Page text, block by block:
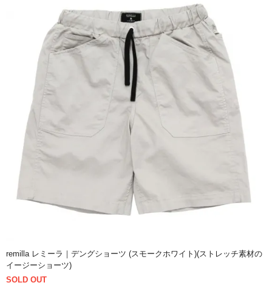
remilla レミーラ｜デングショーツ (スモークホワイト)(ストレッチ素材の
イージーショーツ)
SOLD OUT